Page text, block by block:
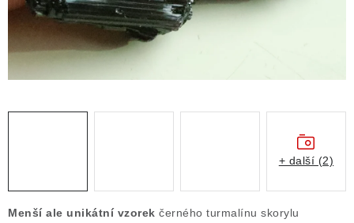
Obchodní podmínky
Podmínky ochrany osobních údajů
Poučení o právu na odstoupení od smlouvy
Puncovní značky
Výkup minerálů a drahých kamenů
Kontakt
Menší ale unikátní vzorek černého turmalínu skorylu
+ další (2)